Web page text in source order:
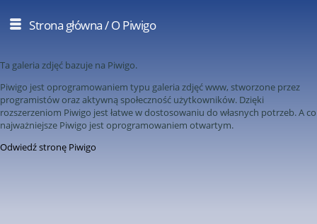
Strona główna/ O Piwigo
Ta galeria zdjęć bazuje na Piwigo.
Piwigo jest oprogramowaniem typu galeria zdjęć www, stworzone przez
programistów oraz aktywną społeczność użytkowników. Dzięki
rozszerzeniom Piwigo jest łatwe w dostosowaniu do własnych potrzeb. A co
najważniejsze Piwigo jest oprogramowaniem otwartym.
Odwiedź stronę Piwigo